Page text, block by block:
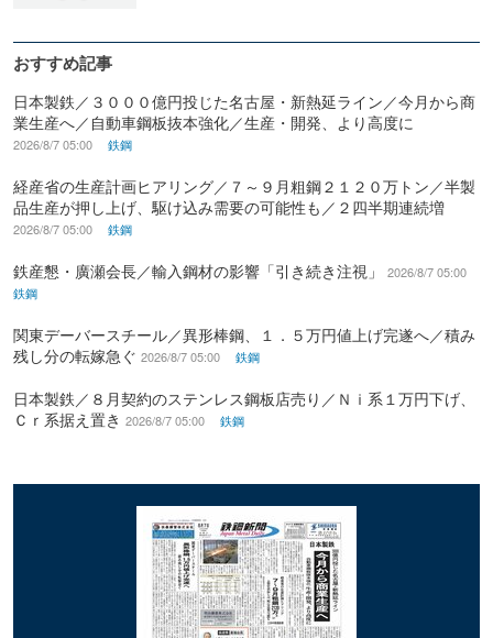
おすすめ記事
日本製鉄／３０００億円投じた名古屋・新熱延ライン／今月から商
業生産へ／自動車鋼板抜本強化／生産・開発、より高度に
2026/8/7 05:00 鉄鋼
経産省の生産計画ヒアリング／７～９月粗鋼２１２０万トン／半製
品生産が押し上げ、駆け込み需要の可能性も／２四半期連続増
2026/8/7 05:00 鉄鋼
鉄産懇・廣瀬会長／輸入鋼材の影響「引き続き注視」
2026/8/7 05:00
鉄鋼
関東デーバースチール／異形棒鋼、１．５万円値上げ完遂へ／積み
残し分の転嫁急ぐ 2026/8/7 05:00 鉄鋼
日本製鉄／８月契約のステンレス鋼板店売り／Ｎｉ系１万円下げ、
Ｃｒ系据え置き 2026/8/7 05:00 鉄鋼